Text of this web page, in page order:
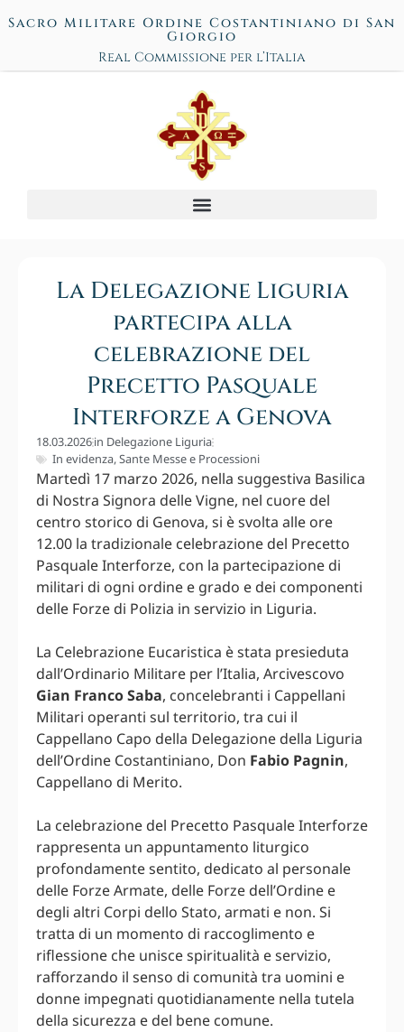
Sacro Militare Ordine Costantiniano di San
Giorgio
Real Commissione per l’Italia
La Delegazione Liguria
partecipa alla
celebrazione del
Precetto Pasquale
Interforze a Genova
18.03.2026in Delegazione Liguria
In evidenza,Sante Messe e Processioni
Martedì 17 marzo 2026, nella suggestiva Basilica
di Nostra Signora delle Vigne, nel cuore del
centro storico di Genova, si è svolta alle ore
12.00 la tradizionale celebrazione del Precetto
Pasquale Interforze, con la partecipazione di
militari di ogni ordine e grado e dei componenti
delle Forze di Polizia in servizio in Liguria.
La Celebrazione Eucaristica è stata presieduta
dall’Ordinario Militare per l’Italia, Arcivescovo
Gian Franco Saba, concelebranti i Cappellani
Militari operanti sul territorio, tra cui il
Cappellano Capo della Delegazione della Liguria
dell’Ordine Costantiniano, Don Fabio Pagnin,
Cappellano di Merito.
La celebrazione del Precetto Pasquale Interforze
rappresenta un appuntamento liturgico
profondamente sentito, dedicato al personale
delle Forze Armate, delle Forze dell’Ordine e
degli altri Corpi dello Stato, armati e non. Si
tratta di un momento di raccoglimento e
riflessione che unisce spiritualità e servizio,
rafforzando il senso di comunità tra uomini e
donne impegnati quotidianamente nella tutela
della sicurezza e del bene comune.